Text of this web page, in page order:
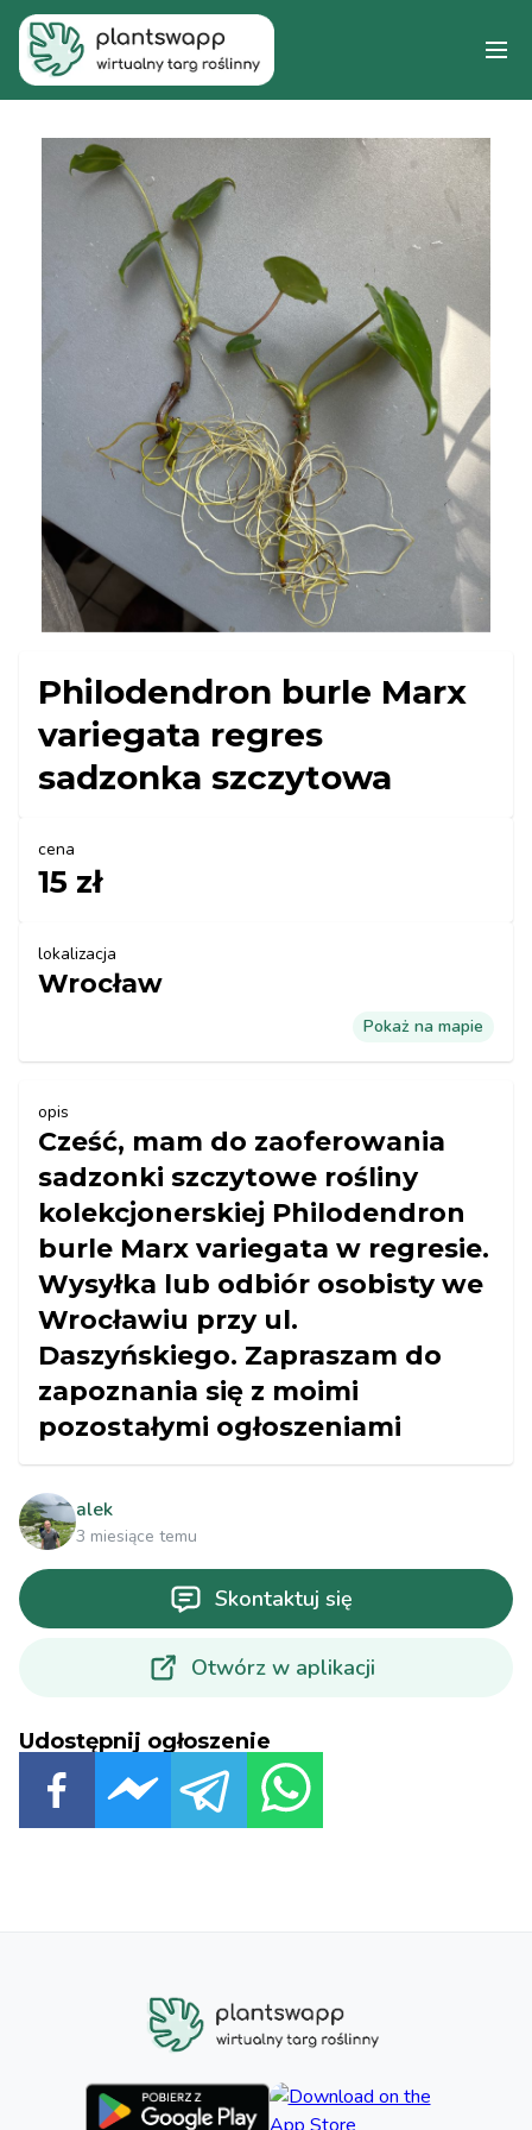
Philodendron burle Marx
variegata regres
sadzonka szczytowa
cena
15 zł
lokalizacja
Wrocław
Pokaż na mapie
opis
Cześć, mam do zaoferowania
sadzonki szczytowe rośliny
kolekcjonerskiej Philodendron
burle Marx variegata w regresie.
Wysyłka lub odbiór osobisty we
Wrocławiu przy ul.
Daszyńskiego. Zapraszam do
zapoznania się z moimi
pozostałymi ogłoszeniami
alek
3 miesiące temu
Skontaktuj się
Otwórz w aplikacji
Udostępnij ogłoszenie